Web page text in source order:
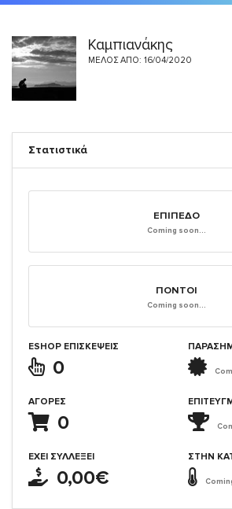
Καμπιανάκης
ΜΈΛΟΣ ΑΠΌ: 16/04/2020
Στατιστικά
ΕΠΊΠΕΔΟ
Coming soon...
ΠΌΝΤΟΙ
Coming soon...
ESHOP ΕΠΙΣΚΈΨΕΙΣ
0
ΑΓΟΡΈΣ
0
ΈΧΕΙ ΣΥΛΛΈΞΕΙ
0,00€
ΣΤΗΝ